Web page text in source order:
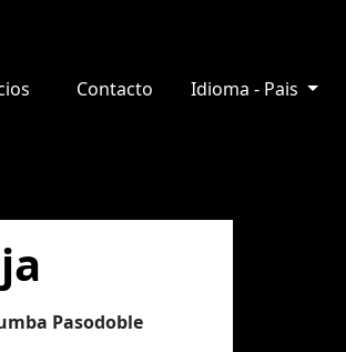
Contacto Idioma - Pais
Pasodoble